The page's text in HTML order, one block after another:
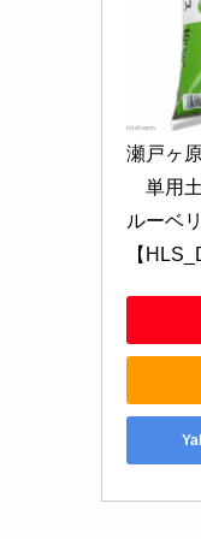
瀬戸ヶ
単用土
ルーベ
【